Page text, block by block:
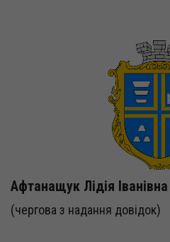
Афтанащук Лідія Іванівна
(чергова з надання довідок)